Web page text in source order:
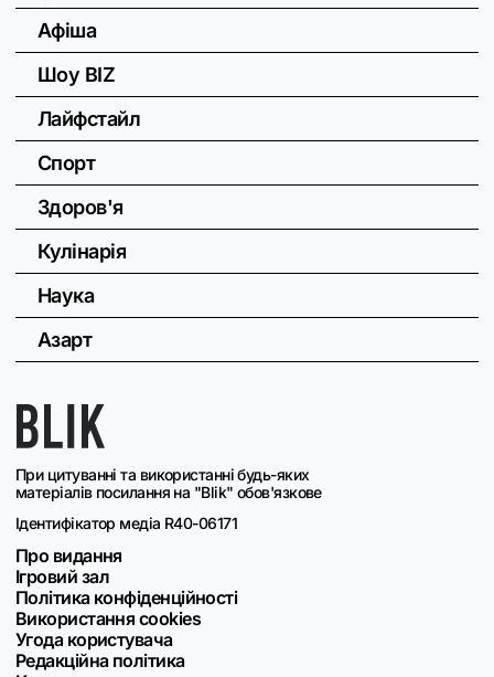
При цитуванні та використанні будь-яких
матеріалів посилання на "Blik" обов'язкове
Ідентифікатор медіа R40-06171
Про видання
Ігровий зал
Політика конфіденційності
Використання cookies
Угода користувача
Редакційна політика
Афіша
Шоу BIZ
Лайфстайл
Спорт
Здоров'я
Кулінарія
Наука
Азарт